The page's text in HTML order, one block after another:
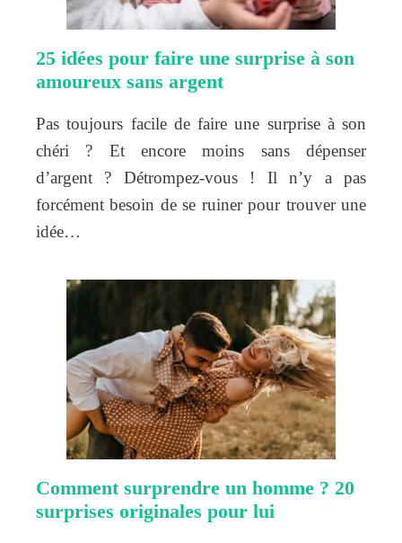
25 idées pour faire une surprise à son
amoureux sans argent
Pas toujours facile de faire une surprise à son
chéri ? Et encore moins sans dépenser
d’argent ? Détrompez-vous ! Il n’y a pas
forcément besoin de se ruiner pour trouver une
idée…
Comment surprendre un homme ? 20
surprises originales pour lui